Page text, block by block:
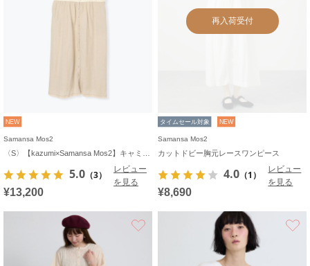
NEW
Samansa Mos2
5.0 （3）
レビュー
を見る
¥13,200
再入荷受付
タイムセール対象 NEW
Samansa Mos2
カットドビー胸元レースワンピース
4.0 （1）
レビュー
を見る
¥8,690